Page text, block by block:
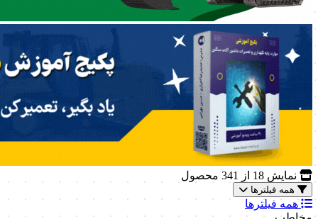
نمایش 18 از 341 محصول
همه فیلترها
همه فیلترها